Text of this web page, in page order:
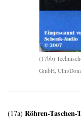
(17bb)
GmbH, Ulm/
(17a) Röhren-Taschen-